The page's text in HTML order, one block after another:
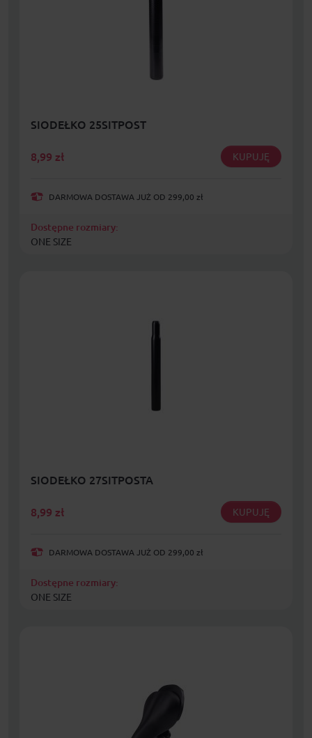
SIODEŁKO 25SITPOST
8,99 zł KUPUJĘ
DARMOWA DOSTAWA JUŻ OD 299,00 zł
Dostępne rozmiary:
ONE SIZE
SIODEŁKO 27SITPOSTA
8,99 zł KUPUJĘ
DARMOWA DOSTAWA JUŻ OD 299,00 zł
Dostępne rozmiary:
ONE SIZE